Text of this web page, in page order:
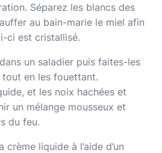
Séparez les blancs des
au bain-marie le miel afin
ci est cristallisé.
un saladier puis faites-les
en les fouettant.
et les noix hachées et
un mélange mousseux et
du feu.
liquide à l’aide d’un